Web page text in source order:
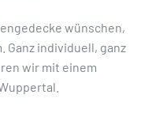
wünschen,
Ganz individuell, ganz
wir mit einem